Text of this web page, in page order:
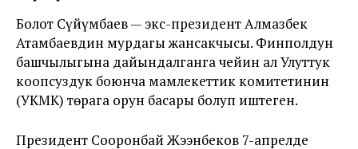
Болот Сүйүмбаев— экс-президент Алмазбек
Атамбаевдин мурдагы жансакчысы. Финполдун
башчылыгына дайындалганга чейин ал Улуттук
коопсуздук боюнча мамлекеттик комитетинин
(УКМК) төрага орун басары болуп иштеген.
Президент Сооронбай Жээнбеков 7-апрелде